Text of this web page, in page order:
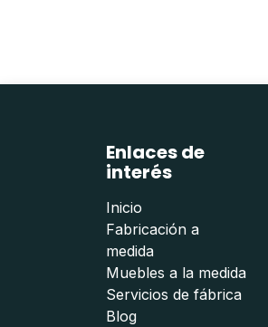
Enlaces de
interés
Inicio
Fabricación a
medida
Muebles a la medida
Servicios de fábrica
Blog